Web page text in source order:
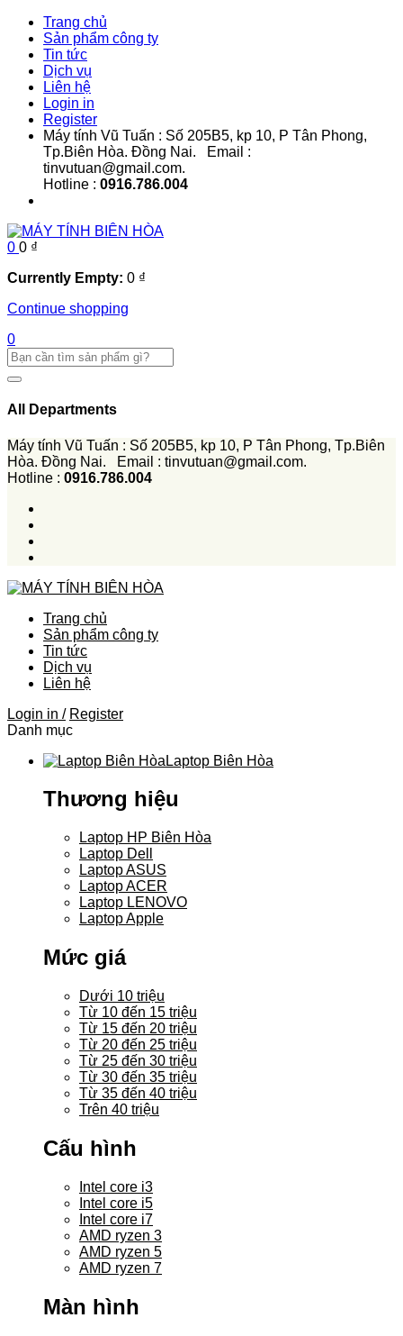
Trang chủ
Sản phẩm công ty
Tin tức
Dịch vụ
Liên hệ
Login in
Register
Máy tính Vũ Tuấn : Số 205B5, kp 10, P Tân Phong,
Tp.Biên Hòa. Đồng Nai. Email :
tinvutuan@gmail.com.
Hotline : 0916.786.004
0 0 ₫
Currently Empty: 0 ₫
Continue shopping
0
All Departments
Máy tính Vũ Tuấn : Số 205B5, kp 10, P Tân Phong, Tp.Biên
Hòa. Đồng Nai. Email : tinvutuan@gmail.com.
Hotline : 0916.786.004
Trang chủ
Sản phẩm công ty
Tin tức
Dịch vụ
Liên hệ
Login in / Register
Danh mục
Laptop Biên Hòa
Thương hiệu
Laptop HP Biên Hòa
Laptop Dell
Laptop ASUS
Laptop ACER
Laptop LENOVO
Laptop Apple
Mức giá
Dưới 10 triệu
Từ 10 đến 15 triệu
Từ 15 đến 20 triệu
Từ 20 đến 25 triệu
Từ 25 đến 30 triệu
Từ 30 đến 35 triệu
Từ 35 đến 40 triệu
Trên 40 triệu
Cấu hình
Intel core i3
Intel core i5
Intel core i7
AMD ryzen 3
AMD ryzen 5
AMD ryzen 7
Màn hình